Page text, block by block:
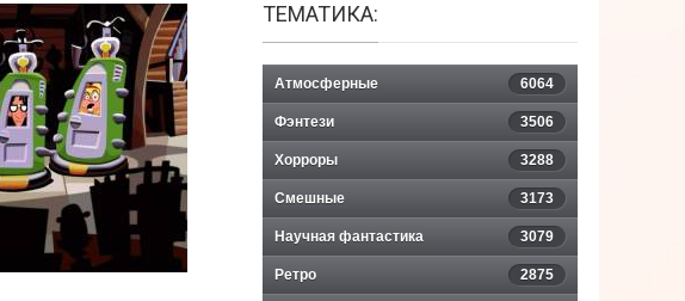
ТЕМАТИКА:
Атмосферные 6064
Фэнтези 3506
Хорроры 3288
Смешные 3173
Научная фантастика 3079
Ретро 2875